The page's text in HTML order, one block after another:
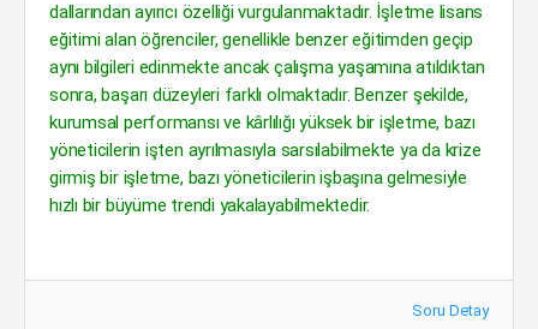
dallarından ayırıcı özelliği vurgulanmaktadır. İşletme lisans
eğitimi alan öğrenciler, genellikle benzer eğitimden geçip
aynı bilgileri edinmekte ancak çalışma yaşamına atıldıktan
sonra, başarı düzeyleri farklı olmaktadır. Benzer şekilde,
kurumsal performansı ve kârlılığı yüksek bir işletme, bazı
yöneticilerin işten ayrılmasıyla sarsılabilmekte ya da krize
girmiş bir işletme, bazı yöneticilerin işbaşına gelmesiyle
hızlı bir büyüme trendi yakalayabilmektedir.
Soru Detay